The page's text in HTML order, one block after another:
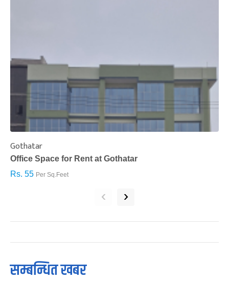
Gothatar
Office Space for Rent at Gothatar
Rs. 55 Per Sq.Feet
‹ ›
सम्बन्धित खबर